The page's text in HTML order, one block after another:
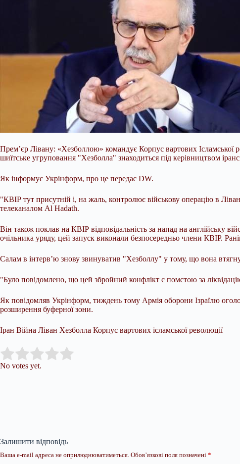
Прем’єр Лівану: «Хезболлою» командує Корпус вартових Ісламської
шиїтське угруповання "Хезболла" знаходиться під керівництвом
Як інформує Укрінформ, про це передає DW.
"КВІР тут присутній і, на жаль, контролює військову операцію в
телеканалом Al Hadath.
Він також поклав на КВІР відповідальність за напад на англійську
очільника уряду, цей запуск виконали безпосередньо члени КВІР.
Салам в інтерв’ю знову звинуватив "Хезболлу" у тому, що вона
"Було повідомлено, що цей збройний конфлікт є помстою за
Як повідомляв Укрінформ, тиждень тому Армія оборони Ізраїлю
розширення буферної зони.
Іран Війна Ліван Хезболла Корпус вартових ісламської революції
Rate this item:
No votes yet.
Залишити відповідь
Ваша e-mail адреса не оприлюднюватиметься. Обов’язкові поля позначені *